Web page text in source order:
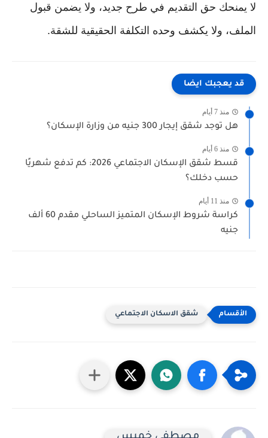
لا يمنحك حق التقديم في طرح جديد، ولا يضمن قبول
الملف، ولا يكشف وحده التكلفة الحقيقية للشقة.
قد يعجبك ايضا
منذ 7 أيام
هل توجد شقق إيجار 300 جنيه من وزارة الإسكان؟
منذ 6 أيام
قسط شقق الإسكان الاجتماعي 2026: كم تدفع شهريًا
حسب دخلك؟
منذ 11 أيام
كراسة شروط الإسكان المتميز الساحلي مقدم 60 ألف
جنيه
شقق الاسكان الاجتماعي